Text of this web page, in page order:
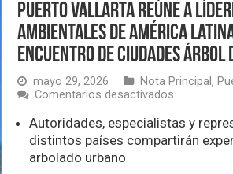
Puerto Vallarta reúne a
ambientales de América
encuentro de Ciudades Árbol
mayo 29, 2026 Nota Principal,
Comentarios desactivados
Vallarta
reúne
a
Autoridades, especialistas y
distintos países compartirán
arbolado urbano